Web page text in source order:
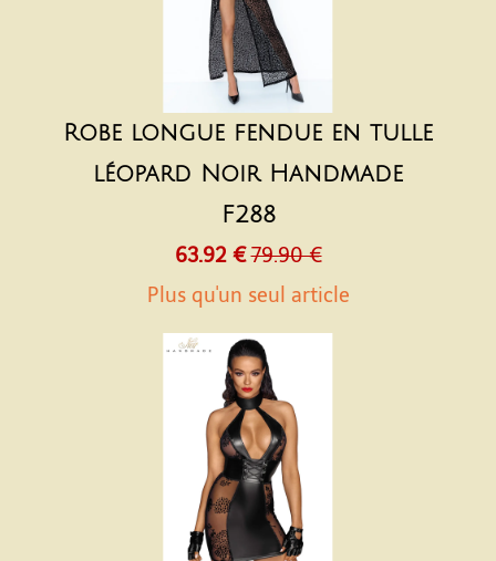
Robe longue fendue en tulle
léopard Noir Handmade
F288
63.92 € 79.90 €
Plus qu'un seul article